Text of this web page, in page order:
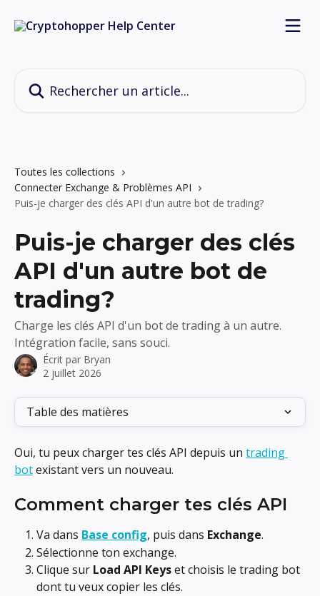
Toutes les collections
Connecter Exchange & Problèmes API
Puis-je charger des clés API d'un autre bot de trading?
Puis-je charger des clés
API d'un autre bot de
trading?
Charge les clés API d'un bot de trading à un autre.
Intégration facile, sans souci.
Écrit par Bryan
2 juillet 2026
Table des matières
Oui, tu peux charger tes clés API depuis un trading
bot existant vers un nouveau.
Comment charger tes clés API
Va dans Base config, puis dans Exchange.
Sélectionne ton exchange.
Clique sur Load API Keys et choisis le trading bot
dont tu veux copier les clés.